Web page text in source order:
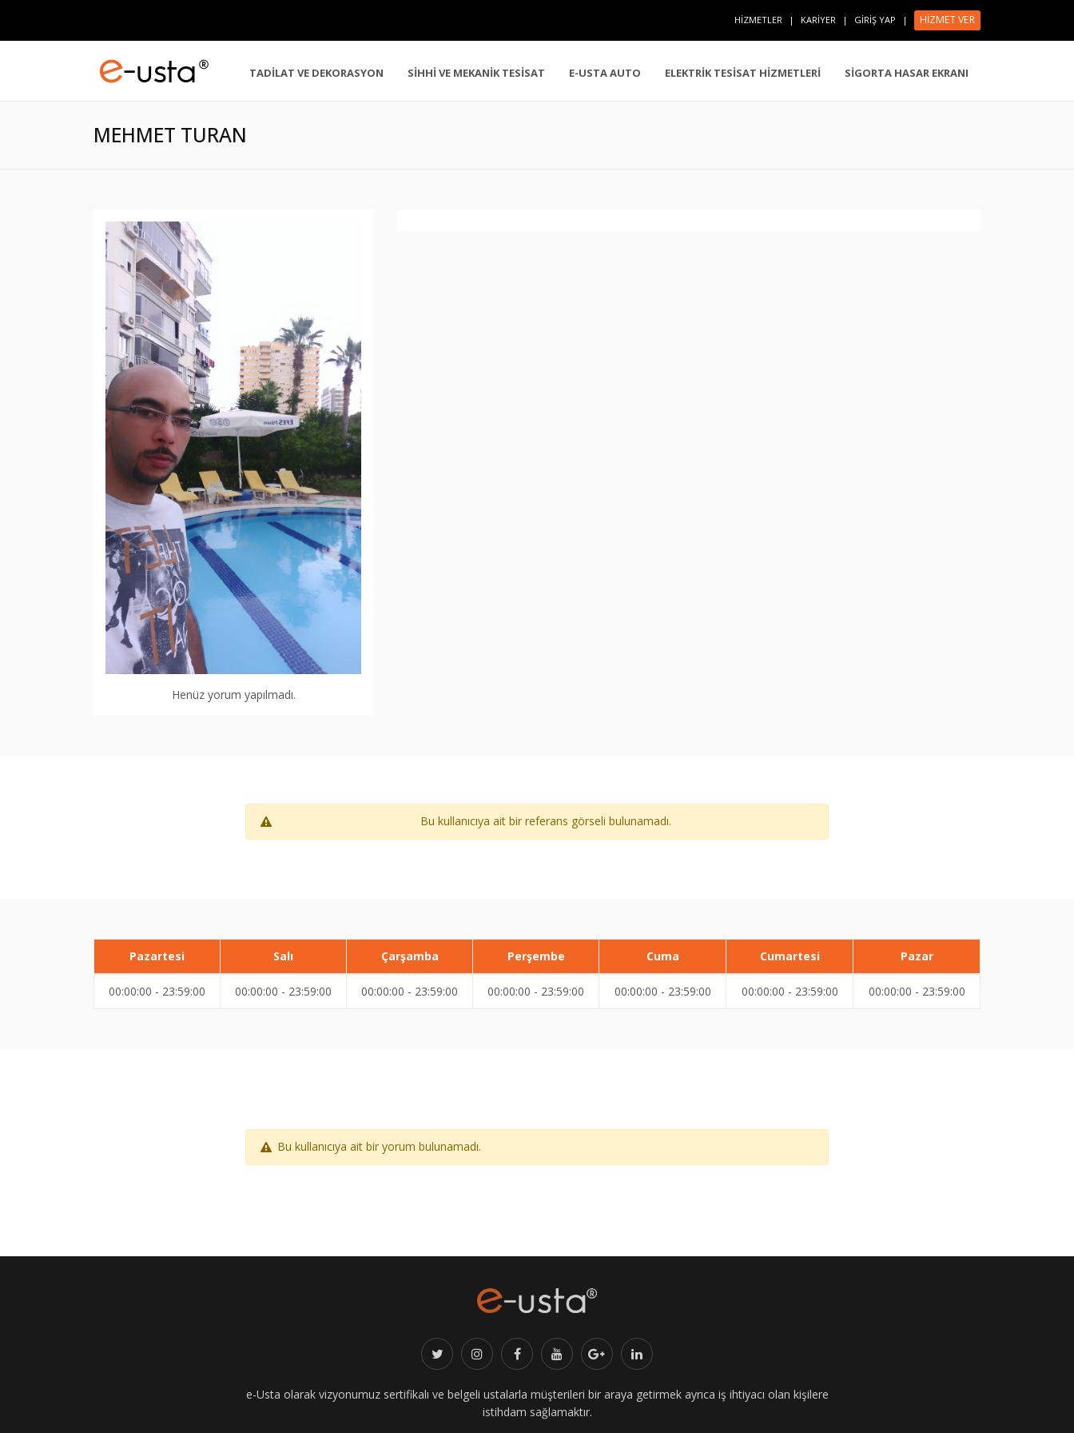
HİZMETLER | KARİYER | GİRİŞ YAP | HİZMET VER
TADİLAT VE DEKORASYON SİHHİ VE MEKANİK TESİSAT E-USTA AUTO ELEKTRİK TESİSAT HİZMETLERİ SİGORTA HASAR EKRANI
MEHMET TURAN
Henüz yorum yapılmadı.
Bu kullanıcıya ait bir referans görseli bulunamadı.
Pazartesi Salı Çarşamba Perşembe Cuma Cumartesi Pazar
00:00:00 - 23:59:00 00:00:00 - 23:59:00 00:00:00 - 23:59:00 00:00:00 - 23:59:00 00:00:00 - 23:59:00 00:00:00 - 23:59:00 00:00:00 - 23:59:00
Bu kullanıcıya ait bir yorum bulunamadı.
e-Usta olarak vizyonumuz sertifikalı ve belgeli ustalarla müşterileri bir araya getirmek ayrıca iş ihtiyacı olan kişilere
istihdam sağlamaktır.